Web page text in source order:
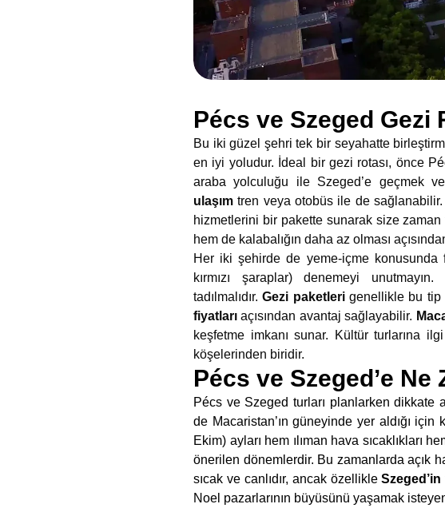
Pécs ve Szeged Gezi
Bu iki güzel şehri tek bir seyahatte
en iyi yoludur. İdeal bir gezi rotası, önce
araba yolculuğu ile Szeged’e geçmek
ulaşım tren veya otobüs ile de sağlanabilir.
hizmetlerini bir pakette sunarak size zaman
hem de kalabalığın daha az olması
Her iki şehirde de yeme-içme konusunda
kırmızı şaraplar) denemeyi
tadılmalıdır.Gezi paketlerigenellikle bu tip
fiyatları açısından avantaj sağlayabilir.
keşfetme imkanı sunar. Kültür turlarına
köşelerinden biridir.
Pécs ve Szeged’e
Pécs ve Szeged turları planlarken dikkate
de Macaristan’ın güneyinde yer aldığı
Ekim) ayları hem ılıman hava sıcaklıkları
önerilen dönemlerdir. Bu zamanlarda açık
sıcak ve canlıdır, ancak özellikle
Noel pazarlarının büyüsünü yaşamak